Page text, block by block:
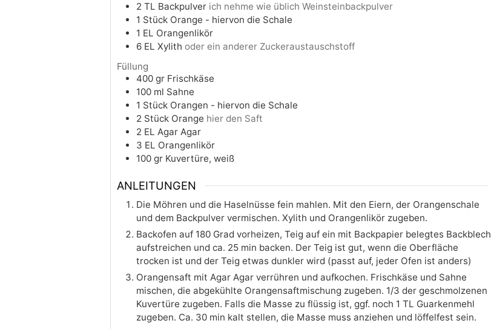
2 TL Backpulver ich nehme wie üblich Weinsteinbackpulver
1 Stück Orange - hiervon die Schale
1 EL Orangenlikör
6 EL Xylith oder ein anderer Zuckeraustauschstoff
Füllung
400 gr Frischkäse
100 ml Sahne
1 Stück Orangen - hiervon die Schale
2 Stück Orange hier den Saft
2 EL Agar Agar
3 EL Orangenlikör
100 gr Kuvertüre, weiß
ANLEITUNGEN
Die Möhren und die Haselnüsse fein mahlen. Mit den Eiern, der Orangenschale
und dem Backpulver vermischen. Xylith und Orangenlikör zugeben.
Backofen auf 180 Grad vorheizen, Teig auf ein mit Backpapier belegtes Backblech
aufstreichen und ca. 25 min backen. Der Teig ist gut, wenn die Oberfläche
trocken ist und der Teig etwas dunkler wird (passt auf, jeder Ofen ist anders)
Orangensaft mit Agar Agar verrühren und aufkochen. Frischkäse und Sahne
mischen, die abgekühlte Orangensaftmischung zugeben. 1/3 der geschmolzenen
Kuvertüre zugeben. Falls die Masse zu flüssig ist, ggf. noch 1 TL Guarkenmehl
zugeben. Ca. 30 min kalt stellen, die Masse muss anziehen und löffelfest sein.